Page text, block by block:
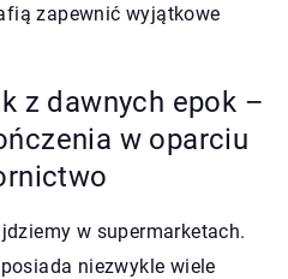
zapewnić wyjątkowe
z dawnych epok –
w oparciu
w supermarketach.
posiada niezwykle wiele